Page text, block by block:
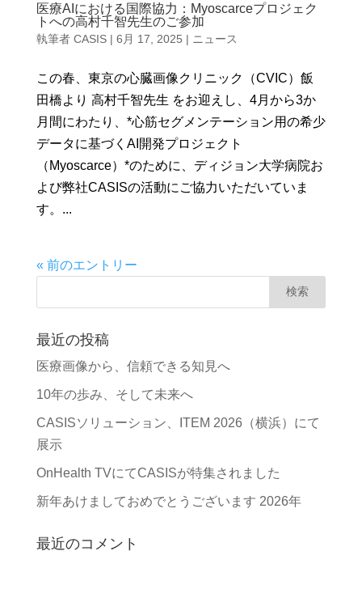
医療AIにおける国際協力：Myoscarceプロジェク
トへの高村千智先生のご参加
執筆者 CASIS| 6月 17, 2025 | ニュース
この春、東京の心臓画像クリニック（CVIC）飯
田橋より 高村千智先生 をお迎えし、4月から3か
月間にわたり、*心筋セグメンテーション用の希少
データに基づくAI開発プロジェクト
（Myoscarce）*のために、ディジョン大学病院お
よび弊社CASISの活動にご協力いただいていま
す。...
« 前のエントリー
最近の投稿
医療画像から、信頼できる知見へ
10年の歩み、そして未来へ
CASISソリューション、ITEM 2026（横浜）にて
展示
OnHealth TVにてCASISが特集されました
新年あけましておめでとうございます 2026年
最近のコメント